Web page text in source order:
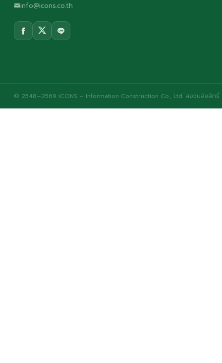
info@icons.co.th
© 2548–2569 iCONS – Information Construction Co., Ltd. สงวนลิขสิทธิ์